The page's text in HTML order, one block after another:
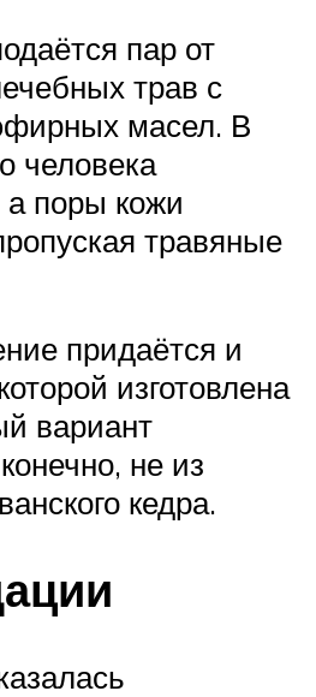
пар от
трав с
масел. В
человека
а поры кожи
травяные
придаётся и
изготовлена
вариант
не из
кедра.